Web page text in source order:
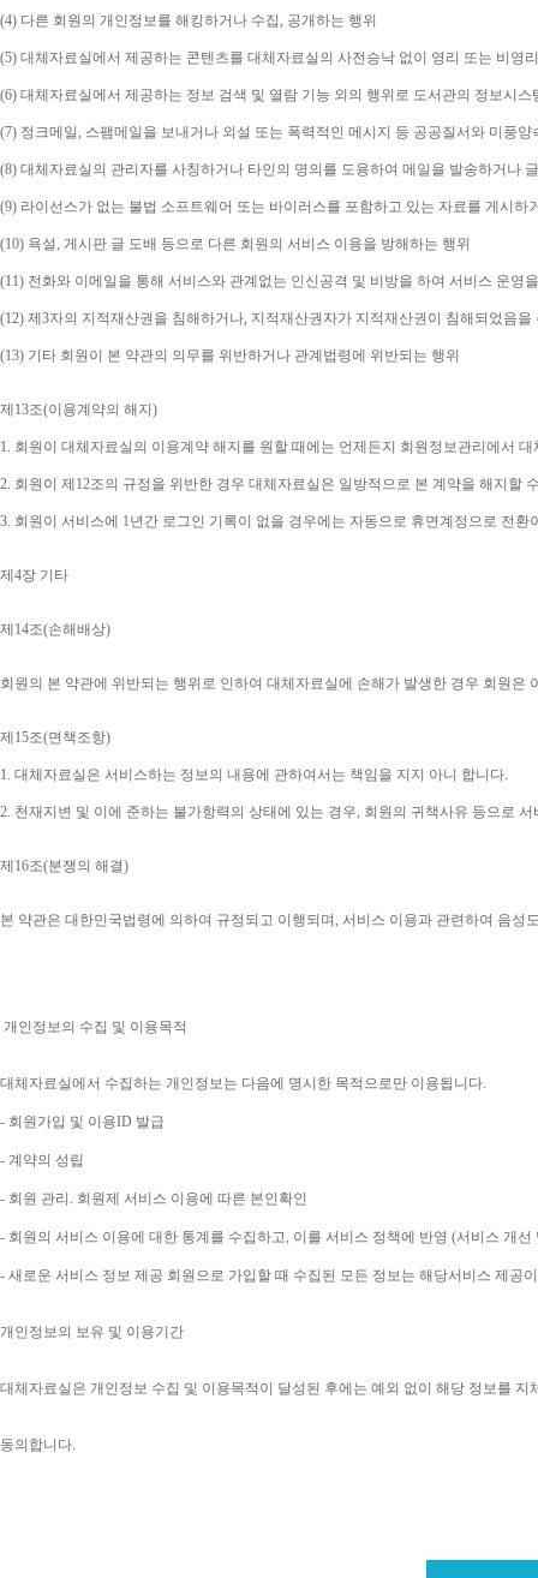
(4) 다른 회원의 개인정보를 해킹하거나 수집, 공개하는 행위
(5) 대체자료실에서 제공하는 콘텐츠를 대체자료실의 사전승낙 없이 영리 또는 비영
(6) 대체자료실에서 제공하는 정보 검색 및 열람 기능 외의 행위로 도서관의 정보시스
(7) 정크메일 , 스팸메일을 보내거나 외설 또는 폭력적인 메시지 등 공공질서와 미풍
(8) 대체자료실의 관리자를 사칭하거나 타인의 명의를 도용하여 메일을 발송하거나
(9) 라이선스가 없는 불법 소프트웨어 또는 바이러스를 포함하고 있는 자료를 게시하
(10) 욕설, 게시판 글 도배 등으로 다른 회원의 서비스 이용을 방해하는 행위
(11) 전화와 이메일을 통해 서비스와 관계없는 인신공격 및 비방을 하여 서비스 운영
(12) 제 3자의 지적재산권을 침해하거나, 지적재산권자가 지적재산권이 침해되었음을
(13) 기타 회원이 본 약관의 의무를 위반하거나 관계법령에 위반되는 행위
제 13조(이용계약의 해지 )
1. 회원이 대체자료실의 이용계약 해지를 원할 때에는 언제든지 회원정보관리에서
2. 회원이 제 12조의 규정을 위반한 경우 대체자료실은 일방적으로 본 계약을 해지할
3. 회원이 서비스에 1년간 로그인 기록이 없을 경우에는 자동으로 휴면계정으로 전환
제 4장 기타
제 14조(손해배상)
회원의 본 약관에 위반되는 행위로 인하여 대체자료실에 손해가 발생한 경우 회원은
제 15조(면책조항)
1. 대체자료실은 서비스하는 정보의 내용에 관하여서는 책임을 지지 아니 합니다.
2. 천재지변 및 이에 준하는 불가항력의 상태에 있는 경우, 회원의 귀책사유 등으로
제 16조(분쟁의 해결)
본 약관은 대한민국법령에 의하여 규정되고 이행되며, 서비스 이용과 관련하여 음성
개인정보의 수집 및 이용목적
대체자료실에서 수집하는 개인정보는 다음에 명시한 목적으로만 이용됩니다.
- 회원가입 및 이용ID 발급
- 계약의 성립
- 회원 관리 . 회원제 서비스 이용에 따른 본인확인
- 회원의 서비스 이용에 대한 통계를 수집하고, 이를 서비스 정책에 반영 (서비스 개선
- 새로운 서비스 정보 제공 회원으로 가입할 때 수집된 모든 정보는 해당서비스 제
개인정보의 보유 및 이용기간
대체자료실은 개인정보 수집 및 이용목적이 달성된 후에는 예외 없이 해당 정보를 지
동의합니다.